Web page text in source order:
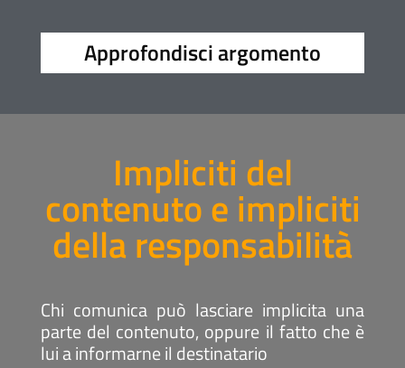
Approfondisci argomento
Impliciti del
contenuto e impliciti
della responsabilità
Chi comunica può lasciare implicita una
parte del contenuto, oppure il fatto che è
lui a informarne il destinatario